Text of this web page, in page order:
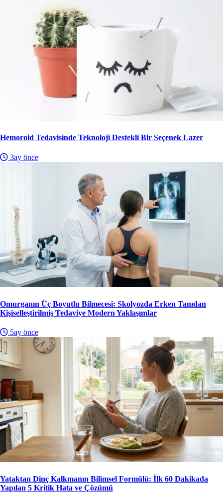
Hemoroid Tedavisinde Teknoloji Destekli Bir Seçenek Lazer
3ay önce
Omurganın Üç Boyutlu Bilmecesi: Skolyozda Erken Tanıdan
Kişiselleştirilmiş Tedaviye Modern Yaklaşımlar
5ay önce
Yataktan Dinç Kalkmanın Bilimsel Formülü: İlk 60 Dakikada
Yapılan 5 Kritik Hata ve Çözümü